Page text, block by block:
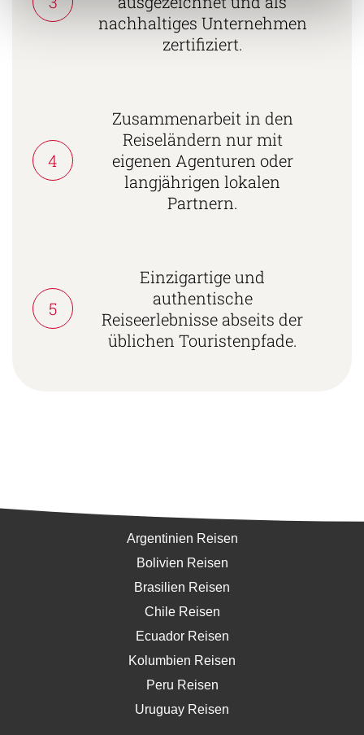
nachhaltiges Unternehmen
zertifiziert.
4
Zusammenarbeit in den
Reiseländern nur mit
eigenen Agenturen oder
langjährigen lokalen
Partnern.
5
Einzigartige und
authentische
Reiseerlebnisse abseits der
üblichen Touristenpfade.
Argentinien Reisen
Bolivien Reisen
Brasilien Reisen
Chile Reisen
Ecuador Reisen
Kolumbien Reisen
Peru Reisen
Uruguay Reisen